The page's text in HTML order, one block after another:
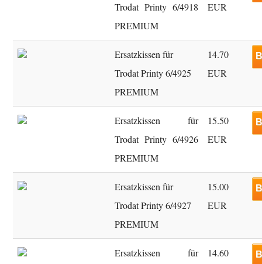
Trodat Printy 6/4918
PREMIUM
EUR
Ersatzkissen für
Trodat Printy 6/4925
PREMIUM
14.70
EUR
Ersatzkissen für
Trodat Printy 6/4926
PREMIUM
15.50
EUR
Ersatzkissen für
Trodat Printy 6/4927
PREMIUM
15.00
EUR
Ersatzkissen für
14.60